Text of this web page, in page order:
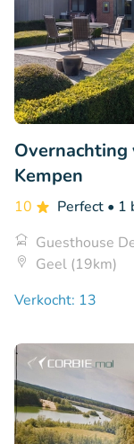
Kempen
10 Perfect • 1
Guesthouse
Geel (19km)
Verkocht: 13